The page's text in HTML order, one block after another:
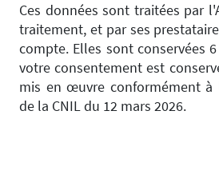
Ces données sont traitées par
traitement, et par ses
compte. Elles sont conservées
votre consentement est
mis en œuvre conformément à
de la CNIL du 12 mars 2026.